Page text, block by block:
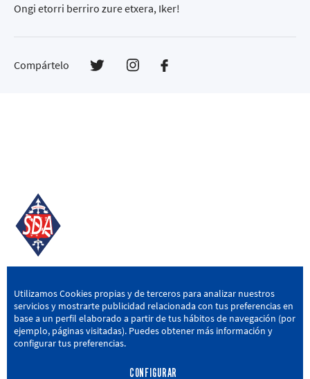
Ongi etorri berriro zure etxera, Iker!
Compártelo
SD AMOREBIETA
San Miguel Kalea, 16, 48340 Amorebieta, Bizkaia
946 604 751 | sda@sdamorebieta.eus
Utilizamos Cookies propias y de terceros para analizar nuestros
servicios y mostrarte publicidad relacionada con tus preferencias en
base a un perfil elaborado a partir de tus hábitos de navegación (por
ejemplo, páginas visitadas). Puedes obtener más información y
configurar tus preferencias.
CONFIGURAR